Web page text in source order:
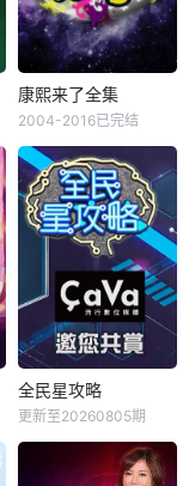
康熙来了全集
2004-2016已完结
全民星攻略
更新至20260805期